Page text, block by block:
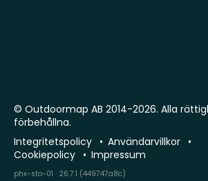
© Outdoormap AB 2014-2026. Alla
förbehållna.
Integritetspolicy
Användarvillkor
Cookiepolicy
Impressum
phx-sto-01 · 26.7.1 (449747a8c)